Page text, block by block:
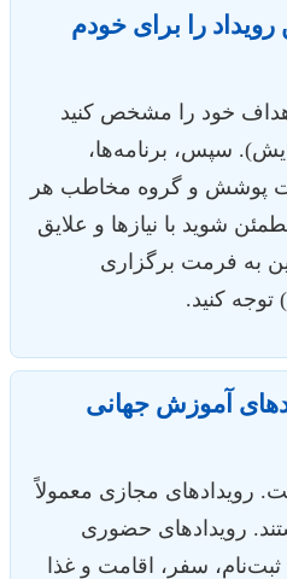
را برای خودم
خود را مشخص کنید
سپس، برنامه‌ها،
پوشش و گروه مخاطب هر
شوید با نیازها و علایق
به فرمت برگزاری
کنید.
آموزش جهانی
رویدادهای مجازی معمولاً
رویدادهای حضوری
سفر، اقامت و غذا